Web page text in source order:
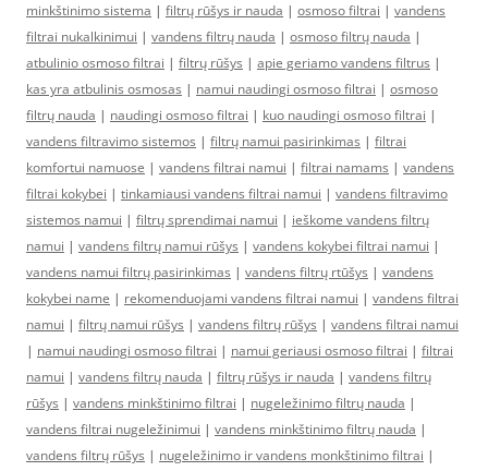
minkštinimo sistema | filtrų rūšys ir nauda | osmoso filtrai | vandens
filtrai nukalkinimui | vandens filtrų nauda | osmoso filtrų nauda |
atbulinio osmoso filtrai | filtrų rūšys | apie geriamo vandens filtrus |
kas yra atbulinis osmosas | namui naudingi osmoso filtrai | osmoso
filtrų nauda | naudingi osmoso filtrai | kuo naudingi osmoso filtrai |
vandens filtravimo sistemos | filtrų namui pasirinkimas | filtrai
komfortui namuose | vandens filtrai namui | filtrai namams | vandens
filtrai kokybei | tinkamiausi vandens filtrai namui | vandens filtravimo
sistemos namui | filtrų sprendimai namui | ieškome vandens filtrų
namui | vandens filtrų namui rūšys | vandens kokybei filtrai namui |
vandens namui filtrų pasirinkimas | vandens filtrų rtūšys | vandens
kokybei name | rekomenduojami vandens filtrai namui | vandens filtrai
namui | filtrų namui rūšys | vandens filtrų rūšys | vandens filtrai namui
| namui naudingi osmoso filtrai | namui geriausi osmoso filtrai | filtrai
namui | vandens filtrų nauda | filtrų rūšys ir nauda | vandens filtrų
rūšys | vandens minkštinimo filtrai | nugeležinimo filtrų nauda |
vandens filtrai nugeležinimui | vandens minkštinimo filtrų nauda |
vandens filtrų rūšys | nugeležinimo ir vandens monkštinimo filtrai |